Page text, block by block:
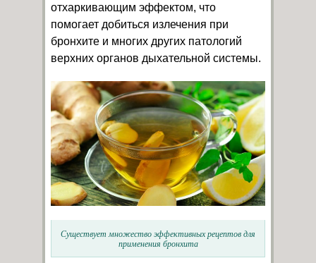
отхаркивающим эффектом, что
помогает добиться излечения при
бронхите и многих других патологий
верхних органов дыхательной системы.
Существует множество эффективных рецептов для
применения бронхита